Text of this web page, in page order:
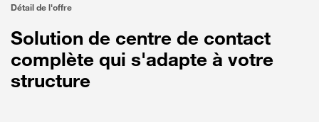
Détail de l'offre
Solution de centre de contact
complète qui s'adapte à votre
structure